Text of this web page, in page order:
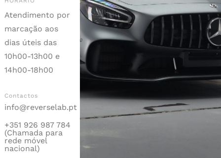
Atendimento por
marcação aos
dias úteis das
10h00-13h00 e
14h00-18h00
Contactos
info@reverselab.pt
+351 926 987 784
(Chamada para
rede móvel
nacional)